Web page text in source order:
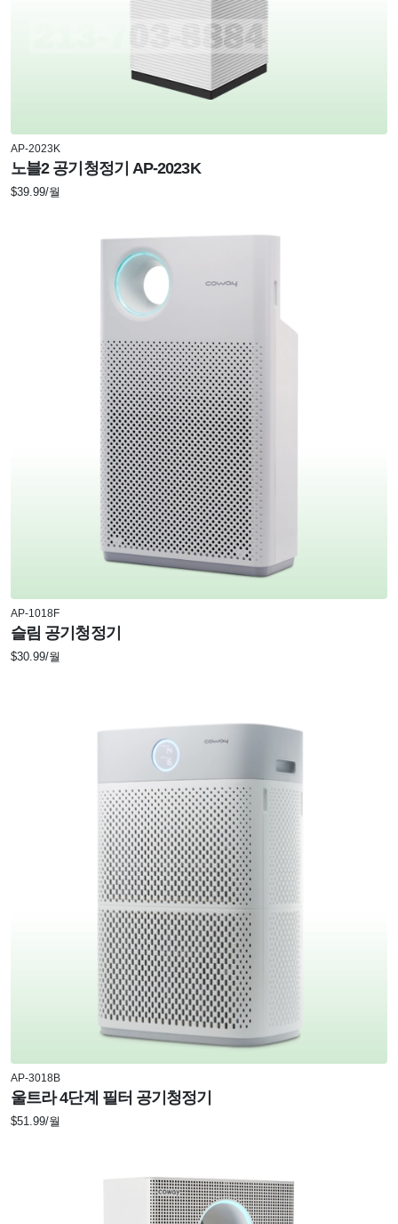
AP-2023K
노블2 공기청정기 AP-2023K
$39.99/월
AP-1018F
슬림 공기청정기
$30.99/월
AP-3018B
울트라 4단계 필터 공기청정기
$51.99/월